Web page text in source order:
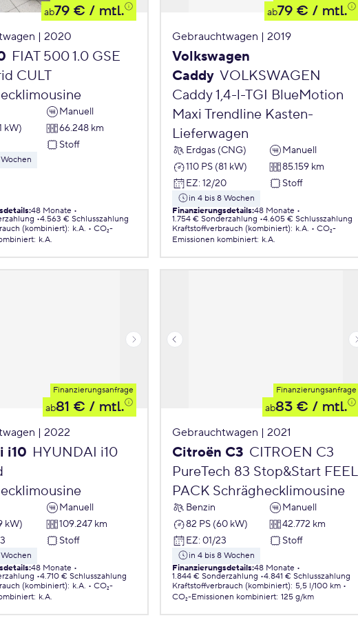
ab79 € / mtl.
| 2020
FIAT 500 1.0 GSE
CULT
Manuell
kW)
66.248 km
Stoff
:48 Monate
4.563 € Schlusszahlung
(kombiniert): k.A.
CO₂-
: k.A.
ab79 € / mtl.
Gebrauchtwagen | 2019
Volkswagen
Caddy VOLKSWAGEN
Caddy 1,4-l-TGI BlueMotion
Maxi Trendline Kasten-
Lieferwagen
Erdgas (CNG)
Manuell
110 PS (81 kW)
85.159 km
EZ: 12/20 Stoff
in 4 bis 8 Wochen
Finanzierungsdetails:48 Monate
1.754 € Sonderzahlung 4.605 € Schlusszahlung
Kraftstoffverbrauch (kombiniert): k.A.
CO₂-
Emissionen kombiniert: k.A.
Finanzierungsanfrage
ab81 € / mtl.
| 2022
i10 HYUNDAI i10
Manuell
kW)
109.247 km
Stoff
:48 Monate
4.710 € Schlusszahlung
(kombiniert): k.A.
CO₂-
: k.A.
Finanzierungsanfrage
ab83 € / mtl.
Gebrauchtwagen | 2021
Citroën C3 CITROEN C3
PureTech 83 Stop&Start FEEL
PACK Schräghecklimousine
Benzin
Manuell
82 PS (60 kW)
42.772 km
EZ: 01/23 Stoff
in 4 bis 8 Wochen
Finanzierungsdetails:48 Monate
1.844 € Sonderzahlung 4.841 € Schlusszahlung
Kraftstoffverbrauch (kombiniert): 5,5 l/100 km
CO₂-Emissionen kombiniert: 125 g/km